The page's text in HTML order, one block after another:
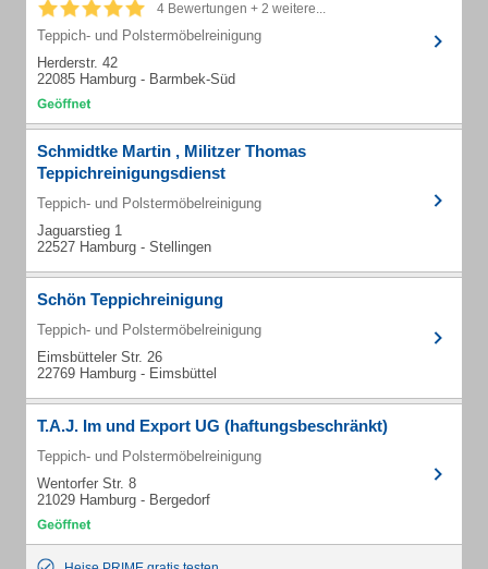
4 Bewertungen + 2 weitere...
Teppich- und Polstermöbelreinigung
Herderstr. 42
22085 Hamburg - Barmbek-Süd
Schmidtke Martin , Militzer Thomas
Teppichreinigungsdienst
Teppich- und Polstermöbelreinigung
Jaguarstieg 1
22527 Hamburg - Stellingen
Schön Teppichreinigung
Teppich- und Polstermöbelreinigung
Eimsbütteler Str. 26
22769 Hamburg - Eimsbüttel
T.A.J. Im und Export UG (haftungsbeschränkt)
Teppich- und Polstermöbelreinigung
Wentorfer Str. 8
21029 Hamburg - Bergedorf